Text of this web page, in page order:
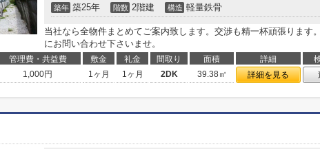
築年 築25年 階数 2階建 構造 軽量鉄骨
当社なら全物件まとめてご案内致します。交渉も精一杯頑張ります
にお問い合わせ下さいませ。
管理費・共益費 敷金 礼金 間取り 面積 詳細
1,000円 1ヶ月 1ヶ月 2DK 39.38㎡ 詳細を見る